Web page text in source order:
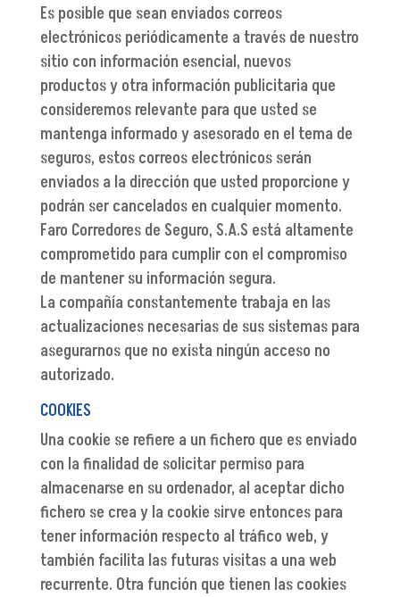
Es posible que sean enviados correos
electrónicos periódicamente a través de nuestro
sitio con información esencial, nuevos
productos y otra información publicitaria que
consideremos relevante para que usted se
mantenga informado y asesorado en el tema de
seguros, estos correos electrónicos serán
enviados a la dirección que usted proporcione y
podrán ser cancelados en cualquier momento.
Faro Corredores de Seguro, S.A.S está altamente
comprometido para cumplir con el compromiso
de mantener su información segura.
La compañía constantemente trabaja en las
actualizaciones necesarias de sus sistemas para
asegurarnos que no exista ningún acceso no
autorizado.
COOKIES
Una cookie se refiere a un fichero que es enviado
con la finalidad de solicitar permiso para
almacenarse en su ordenador, al aceptar dicho
fichero se crea y la cookie sirve entonces para
tener información respecto al tráfico web, y
también facilita las futuras visitas a una web
recurrente. Otra función que tienen las cookies